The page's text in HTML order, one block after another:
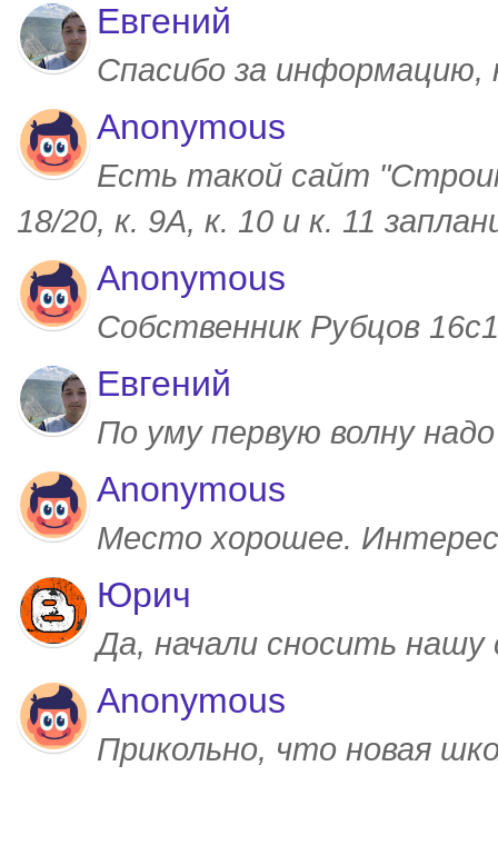
Евгений
Спасибо за
Anonymous
Есть такой сайт
18/20, к. 9А, к. 10 и к. 11
Anonymous
Собственник Рубцов
Евгений
По уму первую волну
Anonymous
Место хорошее.
Юрич
Да, начали сносить
Anonymous
Прикольно, что новая